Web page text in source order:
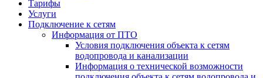
Тарифы
Услуги
Подключение к сетям
Информация от ПТО
Условия подключения объекта к сетям
водопровода и канализации
Информация о технической возможности